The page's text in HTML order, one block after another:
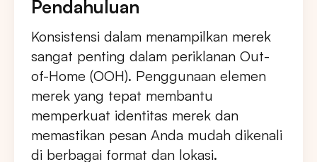
Pendahuluan
Konsistensi dalam menampilkan merek
sangat penting dalam periklanan Out-
of-Home (OOH). Penggunaan elemen
merek yang tepat membantu
memperkuat identitas merek dan
memastikan pesan Anda mudah dikenali
di berbagai format dan lokasi.